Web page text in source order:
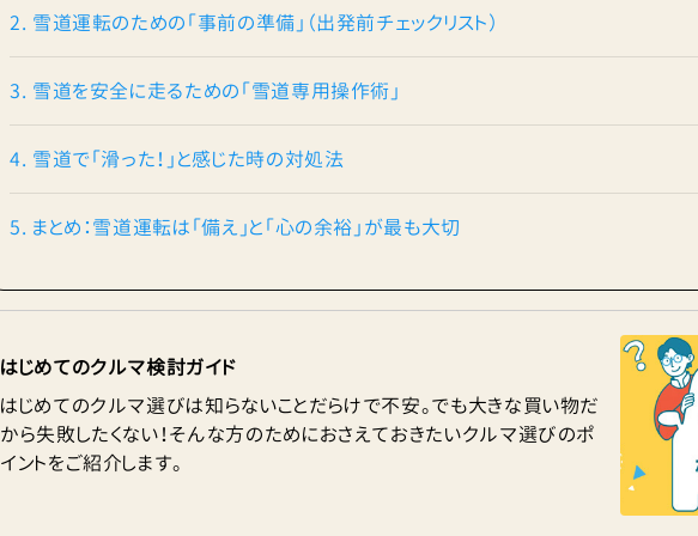
2. 雪道運転のための「事前の準備」（出発前チェックリスト）
3. 雪道を安全に走るための「雪道専用操作術」
4. 雪道で「滑った！」と感じた時の対処法
5. まとめ：雪道運転は「備え」と「心の余裕」が最も大切
はじめてのクルマ検討ガイド
はじめてのクルマ選びは知らないことだらけで不安。でも大きな買い物だ
から失敗したくない！そんな方のためにおさえておきたいクルマ選びのポ
イントをご紹介します。